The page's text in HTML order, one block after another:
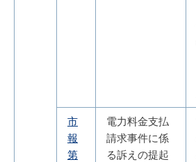
市
報
第
電力料金支払
請求事件に係
る訴えの提起